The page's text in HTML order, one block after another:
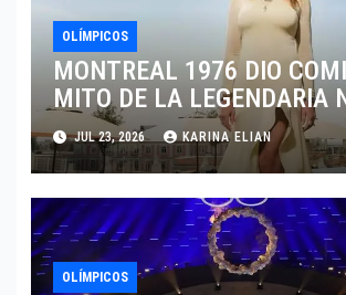
OLÍMPICOS
MONTREAL 1976 DIO
MITO DE LA LEGENDARIA
COMANECI
JUL 23, 2026 KARINA ELIAN
OLÍMPICOS